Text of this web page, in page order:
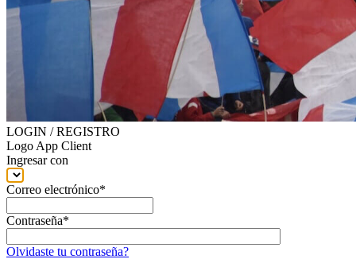
LOGIN / REGISTRO
Logo App Client
Ingresar con
Correo electrónico*
Contraseña*
Olvidaste tu contraseña?